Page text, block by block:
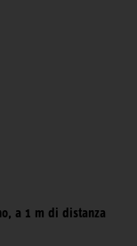
a 1 m di distanza